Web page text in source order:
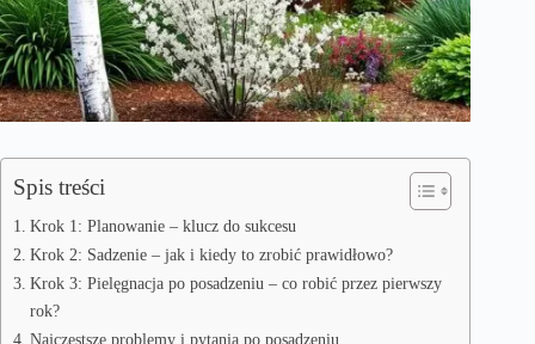
Spis treści
Krok 1: Planowanie – klucz do sukcesu
Krok 2: Sadzenie – jak i kiedy to zrobić prawidłowo?
Krok 3: Pielęgnacja po posadzeniu – co robić przez pierwszy
rok?
Najczęstsze problemy i pytania po posadzeniu